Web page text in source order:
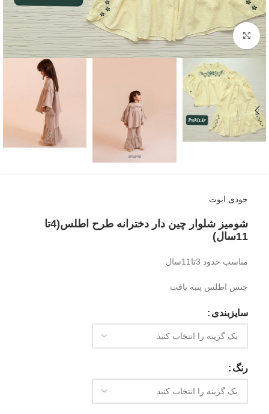
بزرگنمایی تصویر
جودی ابوت
شومیز شلوار چین دار دخترانه طرح اطلس(4تا
11سال)
مناسب حدود 3تا11سال
جنس اطلس پنبه بافت
سایزبندی
رنگ